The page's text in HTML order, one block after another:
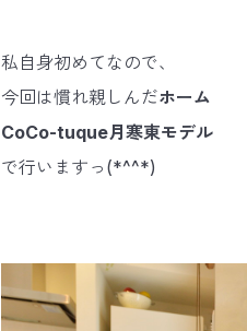
私自身初めてなので、
今回は慣れ親しんだホーム
CoCo-tuque月寒東モデル
で行いますっ(*^^*)